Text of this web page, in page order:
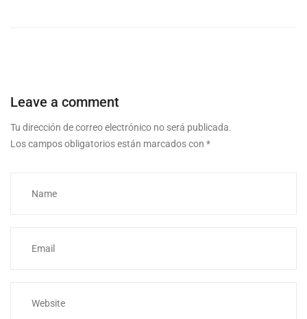
Leave a comment
Tu dirección de correo electrónico no será publicada.
Los campos obligatorios están marcados con *